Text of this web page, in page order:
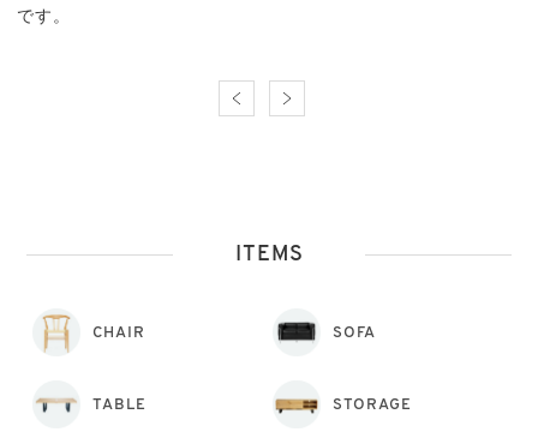
です。
ITEMS
CHAIR SOFA
TABLE STORAGE